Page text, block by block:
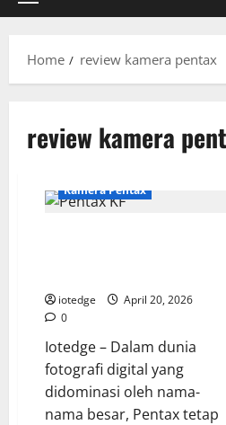
Primary
Home review kamera pentax
review kamera
Kamera Pentax
iotedge
April 20, 2026
0
Iotedge – Dalam dunia
fotografi digital yang
didominasi oleh nama-
nama besar, Pentax tetap